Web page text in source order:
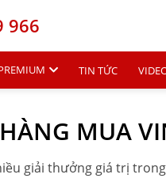
966
TIN TỨC
MUA
giải thưởng giá trị